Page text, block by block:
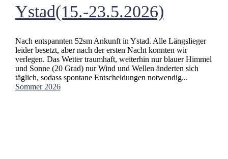
Ystad(15.-23.5.2026)
Nach entspannten 52sm Ankunft in Ystad. Alle Längslieger
leider besetzt, aber nach der ersten Nacht konnten wir
verlegen. Das Wetter traumhaft, weiterhin nur blauer Himmel
und Sonne (20 Grad) nur Wind und Wellen änderten sich
täglich, sodass spontane Entscheidungen notwendig...
Sommer 2026